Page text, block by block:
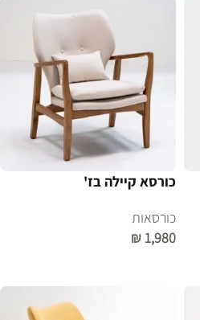
כורסא קיילה בז'
כורסאות
₪ 1,980